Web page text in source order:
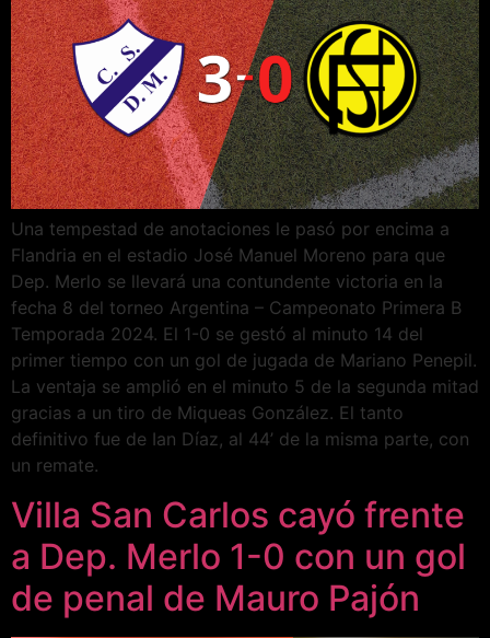
Una tempestad de anotaciones le pasó por encima a
Flandria en el estadio José Manuel Moreno para que
Dep. Merlo se llevará una contundente victoria en la
fecha 8 del torneo Argentina – Campeonato Primera B
Temporada 2024. El 1-0 se gestó al minuto 14 del
primer tiempo con un gol de jugada de Mariano Penepil.
La ventaja se amplió en el minuto 5 de la segunda mitad
gracias a un tiro de Miqueas González. El tanto
definitivo fue de Ian Díaz, al 44’ de la misma parte, con
un remate.
Villa San Carlos cayó frente
a Dep. Merlo 1-0 con un gol
de penal de Mauro Pajón